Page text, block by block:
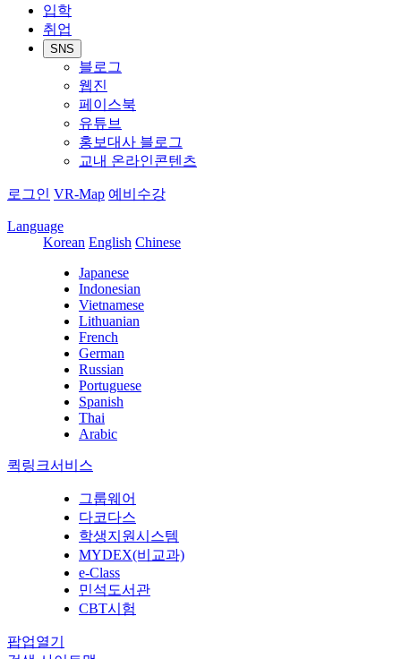
입학
취업
SNS
블로그
웹진
페이스북
유튜브
홍보대사 블로그
교내 온라인콘텐츠
로그인 VR-Map 예비수강
Language
Korean English Chinese
Japanese
Indonesian
Vietnamese
Lithuanian
French
German
Russian
Portuguese
Spanish
Thai
Arabic
퀵링크서비스
그룹웨어
다코다스
학생지원시스템
MYDEX(비교과)
e-Class
민석도서관
CBT시험
팝업열기